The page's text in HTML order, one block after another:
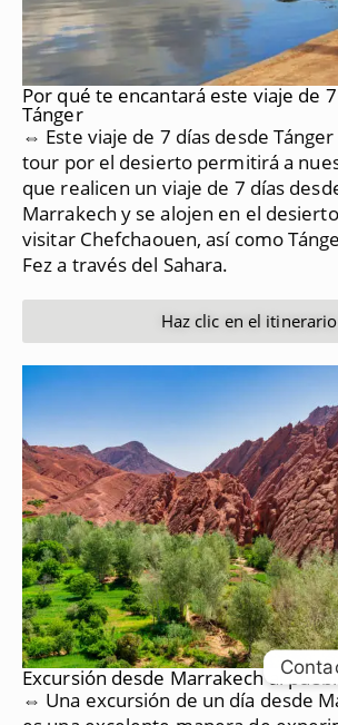
Por qué te encantará este viaje de
Tánger
⇔ Este viaje de 7 días desde
tour por el desierto permitirá a
que realicen un viaje de 7 días
Marrakech y se alojen en el
visitar Chefchaouen, así como
Fez a través del Sahara.
Haz clic en el itinerario
Excursión desde Marrakech al
⇔ Una excursión de un día desde